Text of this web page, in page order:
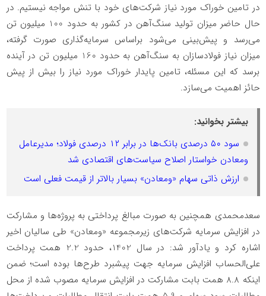
در تامین خوراک مورد نیاز شرکت‌های خود با تنش مواجه نیستیم. در
حال حاضر میزان تولید سنگ‌آهن در کشور به حدود 100 میلیون تن
می‌رسد و پیش‌بینی می‌شود براساس سرمایه‌گذاری صورت گرفته،
میزان نیاز فولادسازان به سنگ‌آهن به حدود 160 میلیون تن در آینده
برسد که این مسئله، تامین پایدار خوراک مورد نیاز را بیش از پیش
حائز اهمیت می‌سازد.
بیشتر بخوانید:
سود ۵۰ درصدی بانک‌ها در برابر ۱۲ درصدی فولاد؛ مدیرعامل
ومعادن خواستار اصلاح سیاست‌های اقتصادی شد
ارزش ذاتی سهام «ومعادن» بسیار بالاتر از قیمت فعلی است
سعدمحمدی همچنین به صورت مبالغ پرداختی به پروژه‌ها و مشارکت
در افزایش سرمایه شرکت‌های زیرمجموعه «ومعادن» طی سالیان اخیر
اشاره کرد و یادآور شد: در سال 1402، حدود 2.2 همت پرداخت
علی‌الحساب افزایش سرمایه جهت پیشبرد طرح‌ها بوده است؛ ضمن
اینکه 8.8 همت بابت مشارکت در افزایش سرمایه مصوب شده از محل